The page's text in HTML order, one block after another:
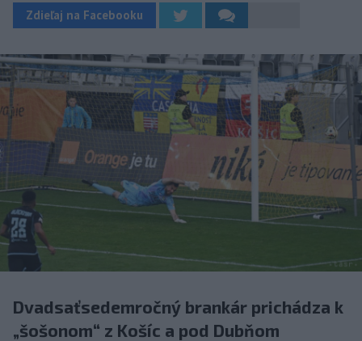
Zdieľaj na Facebooku
Dvadsaťsedemročný brankár prichádza k
„šošonom“ z Košíc a pod Dubňom